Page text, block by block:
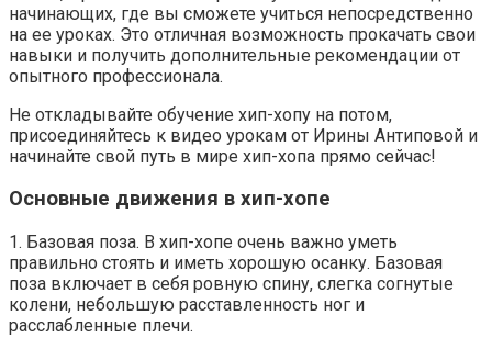
начинающих, где вы сможете учиться непосредственно
на ее уроках. Это отличная возможность прокачать свои
навыки и получить дополнительные рекомендации от
опытного профессионала.
Не откладывайте обучение хип-хопу на потом,
присоединяйтесь к видео урокам от Ирины Антиповой и
начинайте свой путь в мире хип-хопа прямо сейчас!
Основные движения в хип-хопе
1. Базовая поза. В хип-хопе очень важно уметь
правильно стоять и иметь хорошую осанку. Базовая
поза включает в себя ровную спину, слегка согнутые
колени, небольшую расставленность ног и
расслабленные плечи.